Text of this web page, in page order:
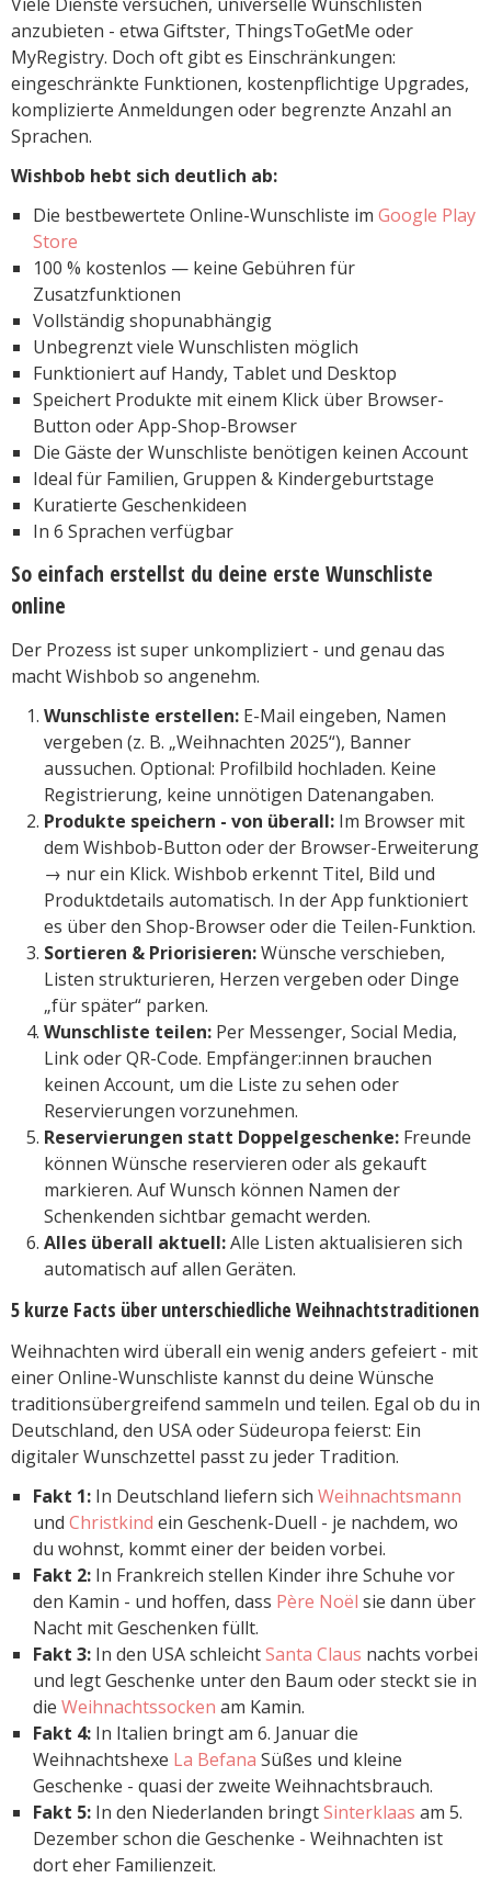
anzubieten - etwa Giftster, ThingsToGetMe oder
MyRegistry. Doch oft gibt es Einschränkungen:
eingeschränkte Funktionen, kostenpflichtige Upgrades,
komplizierte Anmeldungen oder begrenzte Anzahl an
Sprachen.
Wishbob hebt sich deutlich ab:
Die bestbewertete Online-Wunschliste im Google Play
Store
100 % kostenlos — keine Gebühren für
Zusatzfunktionen
Vollständig shopunabhängig
Unbegrenzt viele Wunschlisten möglich
Funktioniert auf Handy, Tablet und Desktop
Speichert Produkte mit einem Klick über Browser-
Button oder App-Shop-Browser
Die Gäste der Wunschliste benötigen keinen Account
Ideal für Familien, Gruppen & Kindergeburtstage
Kuratierte Geschenkideen
In 6 Sprachen verfügbar
So einfach erstellst du deine erste Wunschliste
online
Der Prozess ist super unkompliziert - und genau das
macht Wishbob so angenehm.
Wunschliste erstellen: E-Mail eingeben, Namen
vergeben (z. B. „Weihnachten 2025“), Banner
aussuchen. Optional: Profilbild hochladen. Keine
Registrierung, keine unnötigen Datenangaben.
Produkte speichern - von überall: Im Browser mit
dem Wishbob-Button oder der Browser-Erweiterung
→ nur ein Klick. Wishbob erkennt Titel, Bild und
Produktdetails automatisch. In der App funktioniert
es über den Shop-Browser oder die Teilen-Funktion.
Sortieren & Priorisieren:Wünsche verschieben,
Listen strukturieren, Herzen vergeben oder Dinge
„für später“ parken.
Wunschliste teilen: Per Messenger, Social Media,
Link oder QR-Code. Empfänger:innen brauchen
keinen Account, um die Liste zu sehen oder
Reservierungen vorzunehmen.
Reservierungen statt Doppelgeschenke: Freunde
können Wünsche reservieren oder als gekauft
markieren. Auf Wunsch können Namen der
Schenkenden sichtbar gemacht werden.
Alles überall aktuell:Alle Listen aktualisieren sich
automatisch auf allen Geräten.
5 kurze Facts über unterschiedliche Weihnachtstraditionen
Weihnachten wird überall ein wenig anders gefeiert - mit
einer Online-Wunschliste kannst du deine Wünsche
traditionsübergreifend sammeln und teilen. Egal ob du in
Deutschland, den USA oder Südeuropa feierst: Ein
digitaler Wunschzettel passt zu jeder Tradition.
Fakt 1: In Deutschland liefern sich Weihnachtsmann
und Christkind ein Geschenk-Duell - je nachdem, wo
du wohnst, kommt einer der beiden vorbei.
Fakt 2: In Frankreich stellen Kinder ihre Schuhe vor
den Kamin - und hoffen, dass Père Noël sie dann über
Nacht mit Geschenken füllt.
Fakt 3: In den USA schleichtSanta Claus nachts vorbei
und legt Geschenke unter den Baum oder steckt sie in
die Weihnachtssocken am Kamin.
Fakt 4: In Italien bringt am 6. Januar die
Weihnachtshexe La Befana Süßes und kleine
Geschenke - quasi der zweite Weihnachtsbrauch.
Fakt 5: In den Niederlanden bringtSinterklaas am 5.
Dezember schon die Geschenke - Weihnachten ist
dort eher Familienzeit.